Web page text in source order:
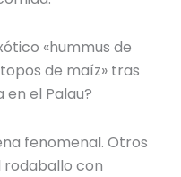
«hummus de
de maíz» tras
el Palau?
fenomenal. Otros
rodaballo con